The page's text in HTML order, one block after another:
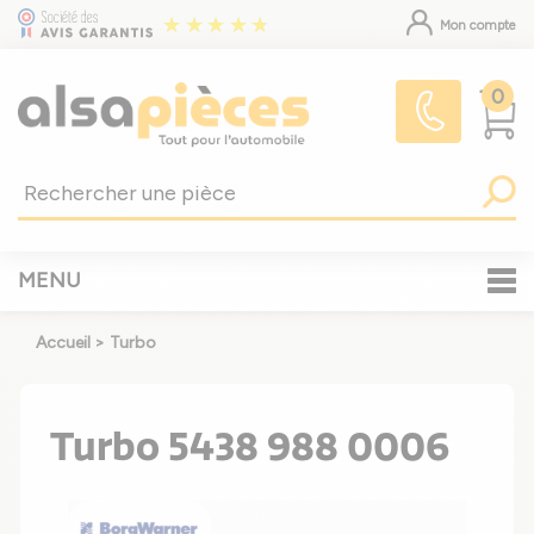
Mon compte
0
MENU
Accueil > Turbo
Turbo 5438 988 0006